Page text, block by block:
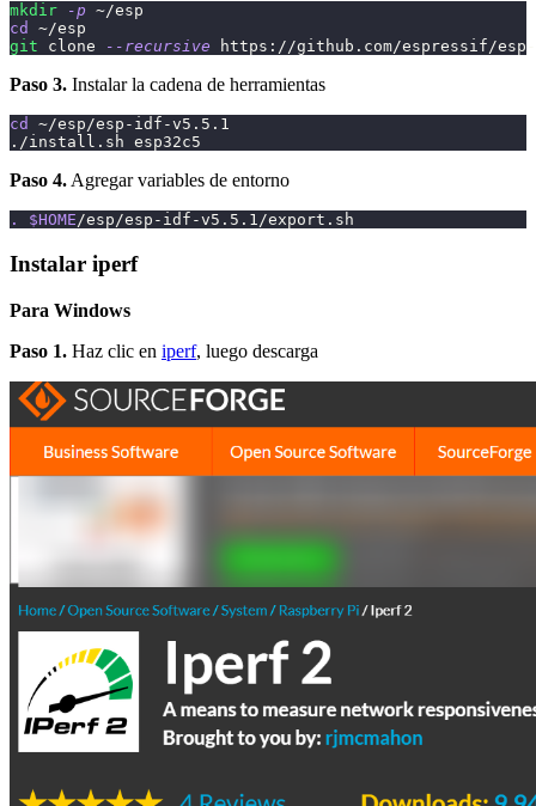
mkdir -p ~/esp
cd
~/esp
git clone --recursive https://github.com/espressif/
Paso 3. Instalar la cadena de herramientas
cd
~/esp/esp-idf-v5.5.1
./install.sh esp32c5
Paso 4. Agregar variables de entorno
. $HOME/esp/esp-idf-v5.5.1/export.sh
Instalar iperf
Para Windows
Paso 1. Haz clic en iperf, luego descarga